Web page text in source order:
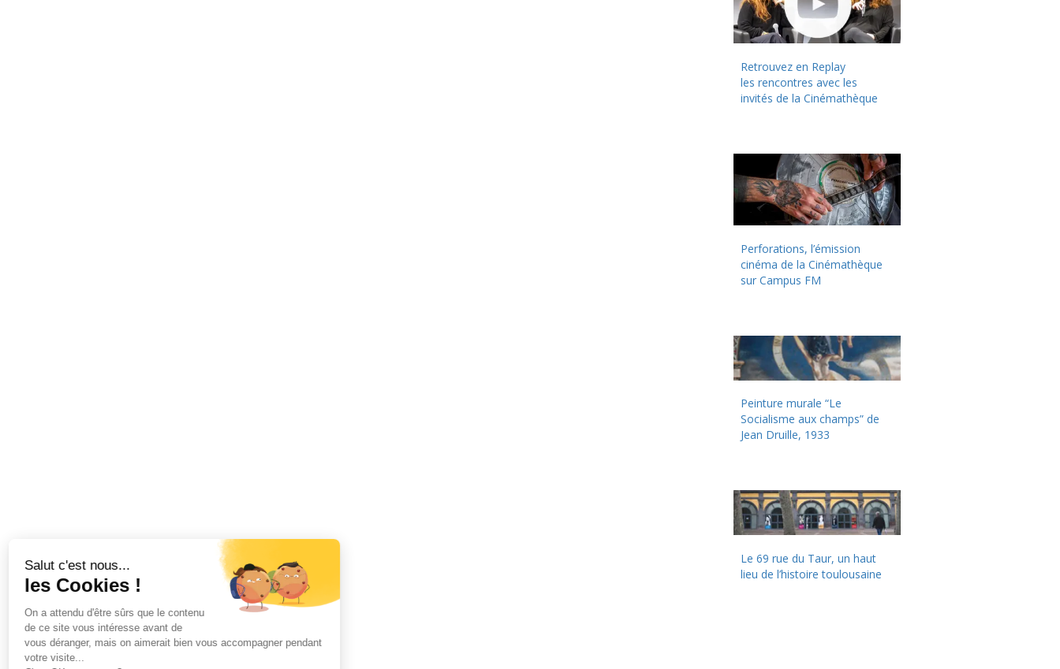
Retrouvez en Replay
les rencontres avec les
invités de la Cinémathèque
Perforations, l’émission
cinéma de la Cinémathèque
sur Campus FM
Peinture murale “Le
Socialisme aux champs” de
Jean Druille, 1933
Le 69 rue du Taur, un haut
lieu de l’histoire toulousaine